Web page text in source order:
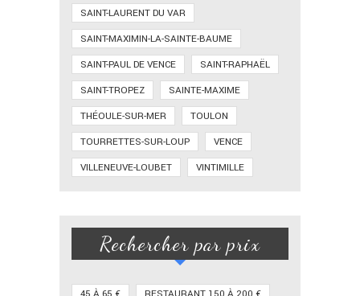
SAINT-LAURENT DU VAR
SAINT-MAXIMIN-LA-SAINTE-BAUME
SAINT-PAUL DE VENCE
SAINT-RAPHAËL
SAINT-TROPEZ
SAINTE-MAXIME
THÉOULE-SUR-MER
TOULON
TOURRETTES-SUR-LOUP
VENCE
VILLENEUVE-LOUBET
VINTIMILLE
Rechercher par prix